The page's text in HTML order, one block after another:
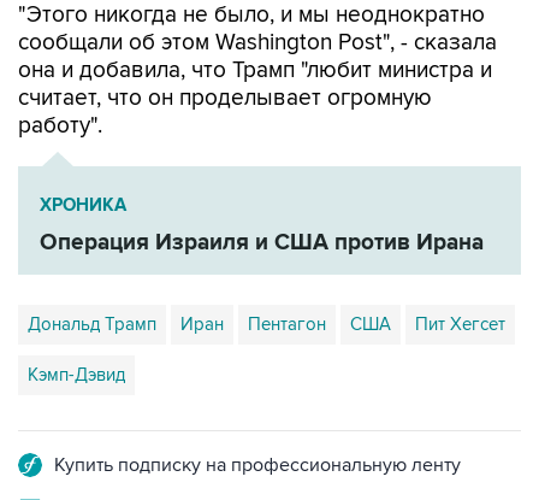
"Этого никогда не было, и мы неоднократно
сообщали об этом Washington Post", - сказала
она и добавила, что Трамп "любит министра и
считает, что он проделывает огромную
работу".
ХРОНИКА
Операция Израиля и США против Ирана
Дональд Трамп Иран Пентагон США Пит Хегсет
Кэмп-Дэвид
Купить подписку на профессиональную ленту